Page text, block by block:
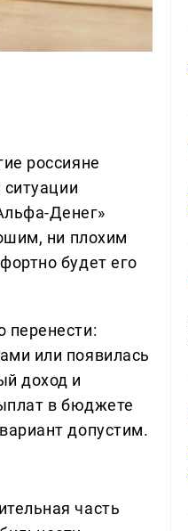
россияне
Денег»
ни плохим
будет его
перенести:
или появилась
доход и
в бюджете
допустим.
часть